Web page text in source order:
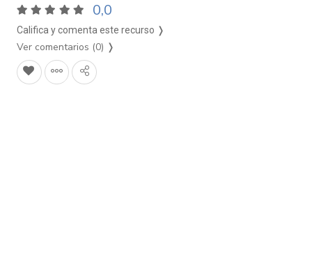
0,0
Califica y comenta este recurso ❭
Ver comentarios (0) ❭